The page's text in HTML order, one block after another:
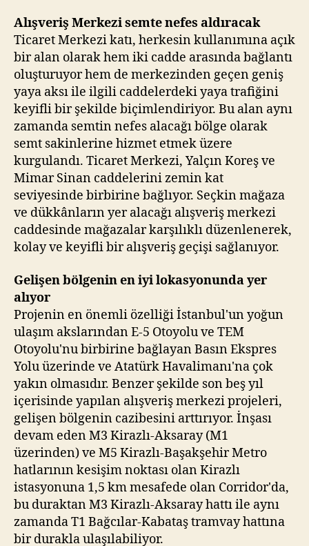
Alışveriş Merkezi semte nefes aldıracak
Ticaret Merkezi katı, herkesin kullanımına açık
bir alan olarak hem iki cadde arasında bağlantı
oluşturuyor hem de merkezinden geçen geniş
yaya aksı ile ilgili caddelerdeki yaya trafiğini
keyifli bir şekilde biçimlendiriyor. Bu alan aynı
zamanda semtin nefes alacağı bölge olarak
semt sakinlerine hizmet etmek üzere
kurgulandı. Ticaret Merkezi, Yalçın Koreş ve
Mimar Sinan caddelerini zemin kat
seviyesinde birbirine bağlıyor. Seçkin mağaza
ve dükkânların yer alacağı alışveriş merkezi
caddesinde mağazalar karşılıklı düzenlenerek,
kolay ve keyifli bir alışveriş geçişi sağlanıyor.
Gelişen bölgenin en iyi lokasyonunda yer
alıyor
Projenin en önemli özelliği İstanbul'un yoğun
ulaşım akslarından E-5 Otoyolu ve TEM
Otoyolu'nu birbirine bağlayan Basın Ekspres
Yolu üzerinde ve Atatürk Havalimanı'na çok
yakın olmasıdır. Benzer şekilde son beş yıl
içerisinde yapılan alışveriş merkezi projeleri,
gelişen bölgenin cazibesini arttırıyor. İnşası
devam eden M3 Kirazlı-Aksaray (M1
üzerinden) ve M5 Kirazlı-Başakşehir Metro
hatlarının kesişim noktası olan Kirazlı
istasyonuna 1,5 km mesafede olan Corridor'da,
bu duraktan M3 Kirazlı-Aksaray hattı ile aynı
zamanda T1 Bağcılar-Kabataş tramvay hattına
bir durakla ulaşılabiliyor.